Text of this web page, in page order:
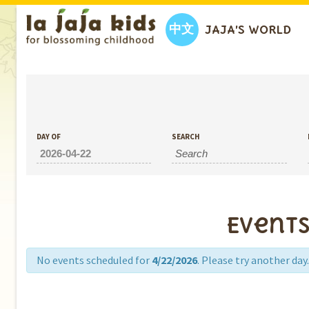
中文 JAJA’S WORLD
DAY OF SEARCH
No events scheduled for 4/22/2026. Please try another day.